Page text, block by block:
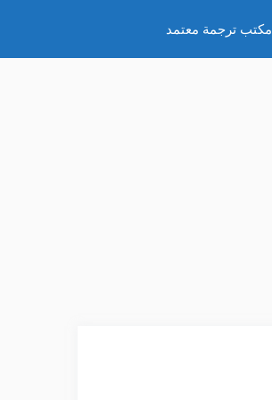
مكتب ترجمة معتمد